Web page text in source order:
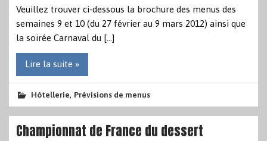
Veuillez trouver ci-dessous la brochure des menus des
semaines 9 et 10 (du 27 février au 9 mars 2012) ainsi que
la soirée Carnaval du […]
Lire la suite »
Hôtellerie, Prévisions de menus
Championnat de France du dessert